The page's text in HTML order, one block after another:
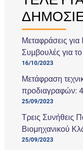
Μεταφράσεις
Συμβουλές για
16/10/2023
Μετάφραση
προδιαγραφών:
25/09/2023
Τρεις Συνήθεις
Βιομηχανικού
25/09/2023